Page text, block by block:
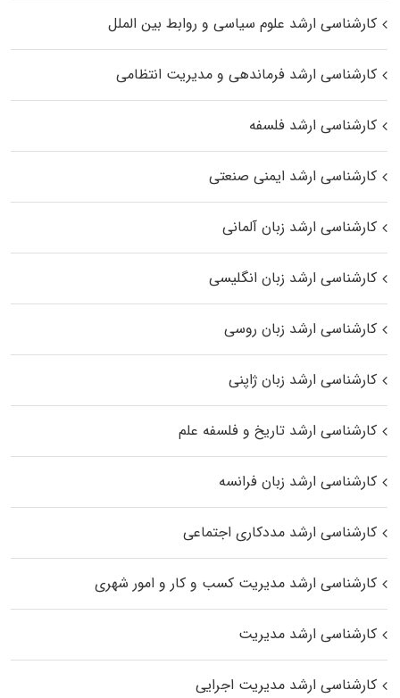
کارشناسی ارشد علوم سیاسی و روابط بین الملل
کارشناسی ارشد فرماندهی و مدیریت انتظامی
کارشناسی ارشد فلسفه
کارشناسی ارشد ایمنی صنعتی
کارشناسی ارشد زبان آلمانی
کارشناسی ارشد زبان انگلیسی
کارشناسی ارشد زبان روسی
کارشناسی ارشد زبان ژاپنی
کارشناسی ارشد تاریخ و فلسفه علم
کارشناسی ارشد زبان فرانسه
کارشناسی ارشد مددکاری اجتماعی
کارشناسی ارشد مدیریت کسب و کار و امور شهری
کارشناسی ارشد مدیریت
کارشناسی ارشد مدیریت اجرایی